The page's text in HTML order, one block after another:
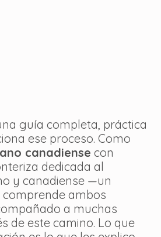
guía completa, práctica
ese proceso. Como
canadiense con
dedicada al
y canadiense —un
ambos
a muchas
de este camino. Lo que